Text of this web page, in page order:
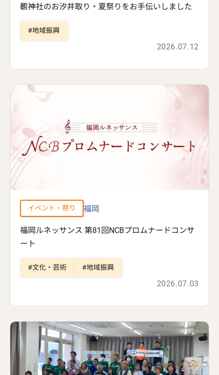
覩神社のお汐井取り・夏祭りをお手伝いしました
地域振興
2026.07.12
イベント・祭り 福岡
福岡ルネッサンス 第81回NCBプロムナードコンサ
ート
文化・芸術 地域振興
2026.07.03